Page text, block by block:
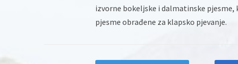
izvorne bokeljske i dalmatinske
pjesme obrađene za klapsko pjevanje.